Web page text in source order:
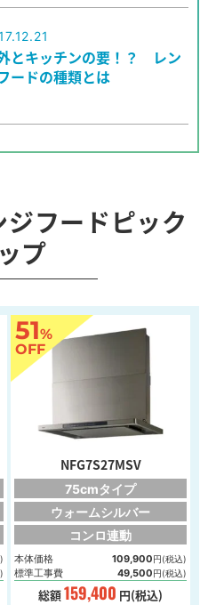
とキッチンの要！？ レン
ードの種類とは
フードピック
プ
51%
OFF
NFG7S27MSV
75cmタイプ
ウォームシルバー
コンロ連動
本体価格 109,900円(税込)
標準工事費 49,500円(税込)
総額159,400 円(税込)